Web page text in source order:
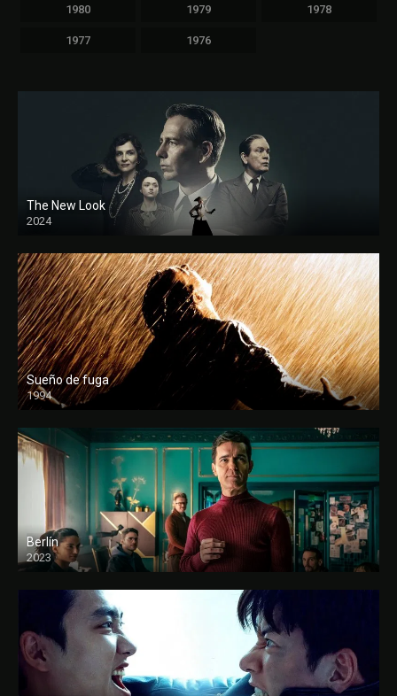
1980 1979 1978
1977 1976
The New Look
2024
Sueño de fuga
1994
FULL HD
Berlín
2023